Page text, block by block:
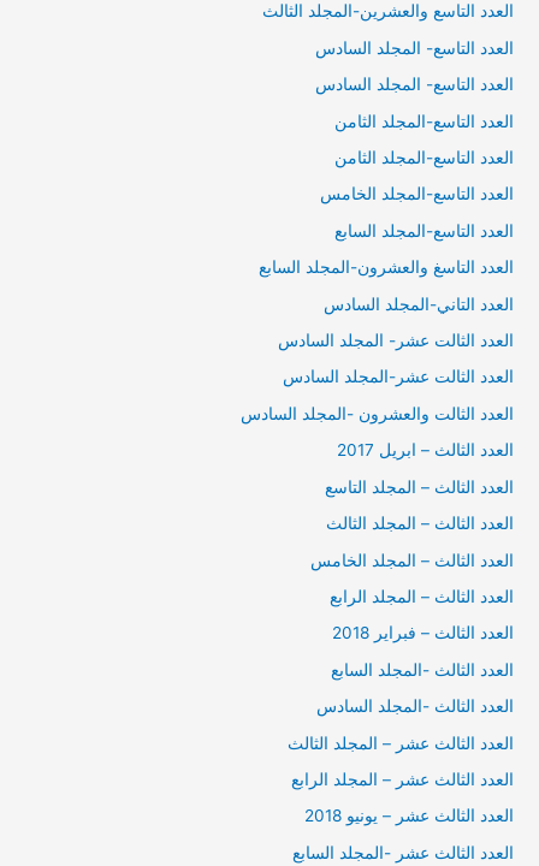
العدد التاسع والعشرين-المجلد الثالث
العدد التاسع- المجلد السادس
العدد التاسع- المجلد السادس
العدد التاسع-المجلد الثامن
العدد التاسع-المجلد الثامن
العدد التاسع-المجلد الخامس
العدد التاسع-المجلد السابع
العدد التاسغ والعشرون-المجلد السابع
العدد التاني-المجلد السادس
العدد الثالت عشر- المجلد السادس
العدد الثالت عشر-المجلد السادس
العدد الثالت والعشرون -المجلد السادس
العدد الثالث – ابريل 2017
العدد الثالث – المجلد التاسع
العدد الثالث – المجلد الثالث
العدد الثالث – المجلد الخامس
العدد الثالث – المجلد الرابع
العدد الثالث – فبراير 2018
العدد الثالث -المجلد السابع
العدد الثالث -المجلد السادس
العدد الثالث عشر – المجلد الثالث
العدد الثالث عشر – المجلد الرابع
العدد الثالث عشر – يونيو 2018
العدد الثالث عشر -المجلد السابع